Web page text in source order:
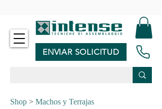
ENVIAR SOLICITUD
Shop > Machos y Terrajas